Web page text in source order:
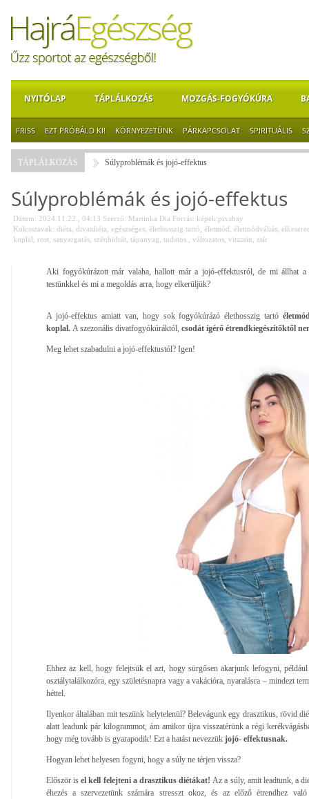
NYITÓLAP TÁPLÁLKOZÁS MOZGÁS-FOGYÓKÚRA
FRISS EZT PRÓBÁLD KI! KÖRNYEZETÜNK PÁRKAPCSOLAT SPIRITUÁLIS
TÁPLÁLKOZÁS Súlyproblémák és jojó-effektus
Súlyproblémák és jojó-effektus
Dátum: 2024.11.22., 04:13 Szerző: Martinka Dia Forrás: képek:pixabay
Kulcsszavak: diéta divatdiéta egészséges élethosszig tartó életmód életmódváltás
koplal rost sanyargatás szénhidrát tápanyag tudatos. változatos vitamin zsír
Aki fogyókúrázott már valaha, hallott már a jojó-effektusról, de mi állhat
testünkkel és mi a megoldás arra, hogy elkerüljük?
A jojó-effektus amiatt van, hogy sok fogyókúrázó élethosszig tartó
koplal. A szezonális divatfogyókúráktól, csodát ígérő étrendkiegészítőktől
Meg lehet szabadulni a jojó-effektustól? Igen!
Ehhez az kell, hogy felejtsük el azt, hogy sürgősen akarjunk lefogyni,
osztálytalálkozóra, egy születésnapra vagy a vakációra, nyaralásra – mindezt
héttel.
Ilyenkor általában mit teszünk helytelenül? Belevágunk egy drasztikus, rövid
alatt leadunk pár kilogrammot, ám amikor újra visszatérünk a régi
hogy még tovább is gyarapodik! Ezt a hatást nevezzük jojó- effektusnak.
Hogyan lehet helyesen fogyni, hogy a súly ne térjen vissza?
Először isel kell felejteni a drasztikus diétákat! Az a súly, amit leadtunk, a
éhezés a szervezetünk számára stresszt okoz, és az előző étrendhez